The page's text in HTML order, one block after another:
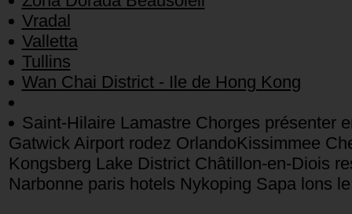
Vradal
Valletta
Tullins
Wan Chai District - Ile de Hong Kong
Saint-Hilaire Lamastre Chorges présenter
Gatwick Airport rodez OrlandoKissimmee
Kongsberg Lake District Châtillon-en-Diois
Narbonne paris hotels Nykoping Sapa lons